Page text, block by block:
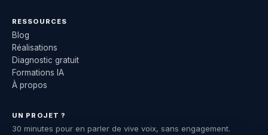
RESSOURCES
Blog
Réalisations
Diagnostic gratuit
Formations IA
À propos
UN PROJET ?
30 minutes pour en parler de vive voix, sans engagement.